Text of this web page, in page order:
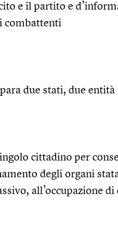
e il partito e
combattenti
due stati, due
cittadino per
degli organi
all’occupazione